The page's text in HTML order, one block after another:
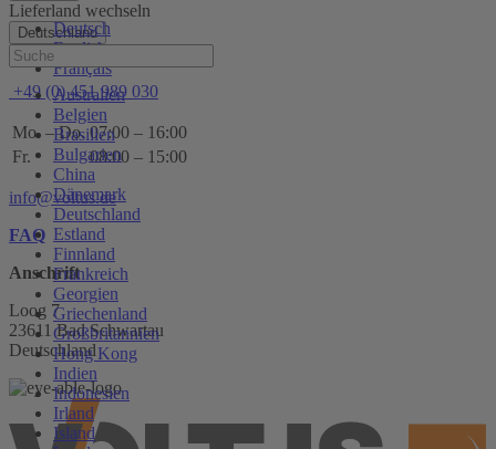
Deutsch
English
Français
Lieferland wechseln
Deutschland
Australien
Belgien
Brasilien
Bulgarien
China
Dänemark
Deutschland
Estland
Finnland
Frankreich
Georgien
Griechenland
Großbritannien
Hong Kong
Indien
Indonesien
Irland
Island
Hilfe
+49 (0) 451 989 030
Mo. – Do. 07:00 – 16:00
Fr.
08:00 – 15:00
info@voltus.de
FAQ
Anschrift
Loog 7
23611 Bad Schwartau
Deutschland